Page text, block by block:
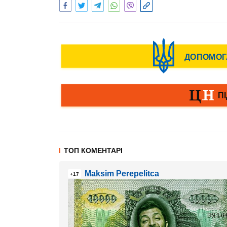
ТОП КОМЕНТАРІ
+17 Maksim Perepelitca